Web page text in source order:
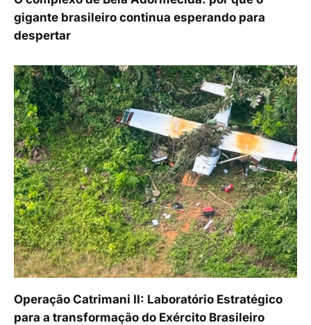
gigante brasileiro continua esperando para
despertar
Operação Catrimani II: Laboratório Estratégico
para a transformação do Exército Brasileiro